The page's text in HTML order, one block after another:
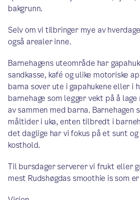
bakgrunn.
Selv om vi tilbringer mye av
også arealer inne.
Barnehagens uteområde har
sandkasse, kafé og ulike motoriske
barna sover ute i gapahukene eller i
barnehage som legger vekt på å
av sammen med barna. Barnehagen
måltider i uka, enten tilbredt i
det daglige har vi fokus på et sunt
kosthold.
Til bursdager serverer vi frukt eller
mest Rudshøgdas smoothie is som